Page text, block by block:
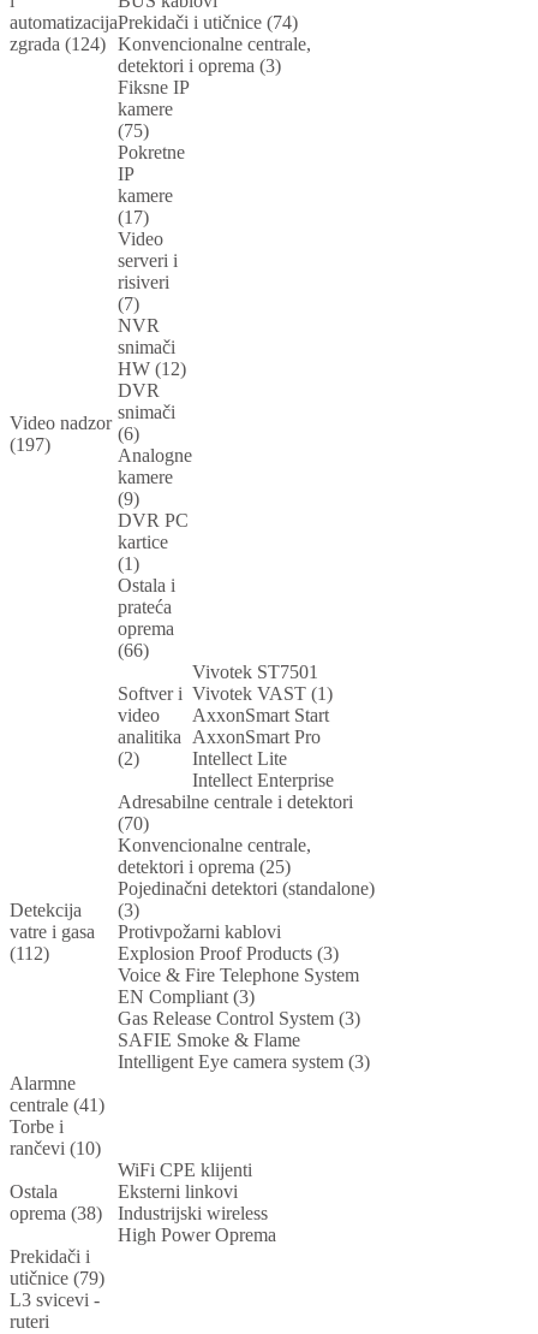
automatizacija
zgrada (124)
Prekidači i utičnice (74)
Konvencionalne centrale,
detektori i oprema (3)
Video nadzor
(197)
Fiksne IP
kamere
(75)
Pokretne
IP
kamere
(17)
Video
serveri i
risiveri
(7)
NVR
snimači
HW (12)
DVR
snimači
(6)
Analogne
kamere
(9)
DVR PC
kartice
(1)
Ostala i
prateća
oprema
(66)
Softver i
video
analitika
(2)
Vivotek ST7501
Vivotek VAST (1)
AxxonSmart Start
AxxonSmart Pro
Intellect Lite
Intellect Enterprise
Detekcija
vatre i gasa
(112)
Adresabilne centrale i detektori
(70)
Konvencionalne centrale,
detektori i oprema (25)
Pojedinačni detektori (standalone)
(3)
Protivpožarni kablovi
Explosion Proof Products (3)
Voice & Fire Telephone System
EN Compliant (3)
Gas Release Control System (3)
SAFIE Smoke & Flame
Intelligent Eye camera system (3)
Alarmne
centrale (41)
Torbe i
rančevi (10)
Ostala
oprema (38)
WiFi CPE klijenti
Eksterni linkovi
Industrijski wireless
High Power Oprema
Prekidači i
utičnice (79)
L3 svicevi -
ruteri